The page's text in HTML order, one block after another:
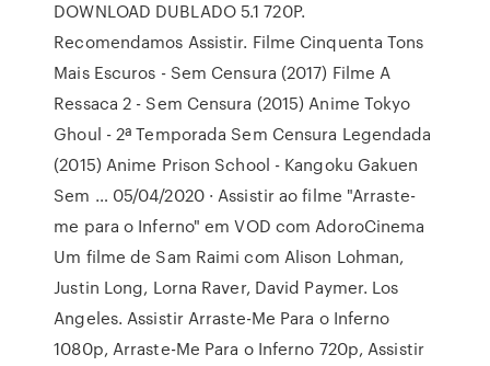
DOWNLOAD DUBLADO 5.1 720P.
Recomendamos Assistir. Filme Cinquenta Tons
Mais Escuros - Sem Censura (2017) Filme A
Ressaca 2 - Sem Censura (2015) Anime Tokyo
Ghoul - 2ª Temporada Sem Censura Legendada
(2015) Anime Prison School - Kangoku Gakuen
Sem … 05/04/2020 · Assistir ao filme "Arraste-
me para o Inferno" em VOD com AdoroCinema
Um filme de Sam Raimi com Alison Lohman,
Justin Long, Lorna Raver, David Paymer. Los
Angeles. Assistir Arraste-Me Para o Inferno
1080p, Arraste-Me Para o Inferno 720p, Assistir